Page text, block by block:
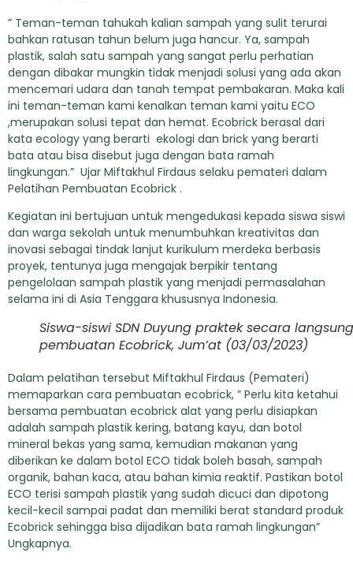
” Teman-teman tahukah kalian sampah yang sulit terurai
bahkan ratusan tahun belum juga hancur. Ya, sampah
plastik, salah satu sampah yang sangat perlu perhatian
dengan dibakar mungkin tidak menjadi solusi yang ada akan
mencemari udara dan tanah tempat pembakaran. Maka kali
ini teman-teman kami kenalkan teman kami yaitu ECO
,merupakan solusi tepat dan hemat. Ecobrick berasal dari
kata ecology yang berarti ekologi dan brick yang berarti
bata atau bisa disebut juga dengan bata ramah
lingkungan.” Ujar Miftakhul Firdaus selaku pemateri dalam
Pelatihan Pembuatan Ecobrick .
Kegiatan ini bertujuan untuk mengedukasi kepada siswa siswi
dan warga sekolah untuk menumbuhkan kreativitas dan
inovasi sebagai tindak lanjut kurikulum merdeka berbasis
proyek, tentunya juga mengajak berpikir tentang
pengelolaan sampah plastik yang menjadi permasalahan
selama ini di Asia Tenggara khususnya Indonesia.
Siswa-siswi SDN Duyung praktek secara langsung
pembuatan Ecobrick, Jum’at (03/03/2023)
Dalam pelatihan tersebut Miftakhul Firdaus (Pemateri)
memaparkan cara pembuatan ecobrick, ” Perlu kita ketahui
bersama pembuatan ecobrick alat yang perlu disiapkan
adalah sampah plastik kering, batang kayu, dan botol
mineral bekas yang sama, kemudian makanan yang
diberikan ke dalam botol ECO tidak boleh basah, sampah
organik, bahan kaca, atau bahan kimia reaktif. Pastikan botol
ECO terisi sampah plastik yang sudah dicuci dan dipotong
kecil-kecil sampai padat dan memiliki berat standard produk
Ecobrick sehingga bisa dijadikan bata ramah lingkungan”
Ungkapnya.